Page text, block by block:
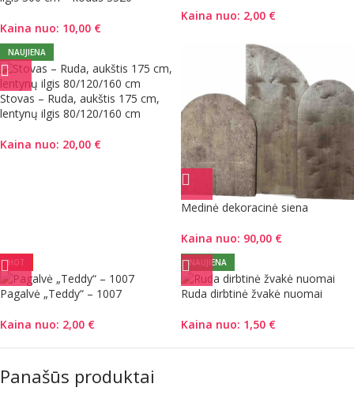
Kaina nuo: 10,00 €
Kaina nuo: 2,00 €
NAUJIENA
Stovas – Ruda, aukštis 175 cm,
lentynų ilgis 80/120/160 cm
Kaina nuo: 20,00 €
Medinė dekoracinė siena
Kaina nuo: 90,00 €
HOT
Pagalvė „Teddy“ – 1007
Kaina nuo: 2,00 €
NAUJIENA
Ruda dirbtinė žvakė nuomai
Kaina nuo: 1,50 €
Panašūs produktai